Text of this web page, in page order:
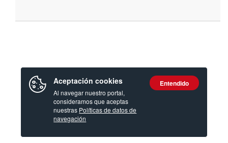
Aceptación cookies
Al navegar nuestro portal,
consideramos que aceptas
nuestras Políticas de datos de
navegación
Entendido